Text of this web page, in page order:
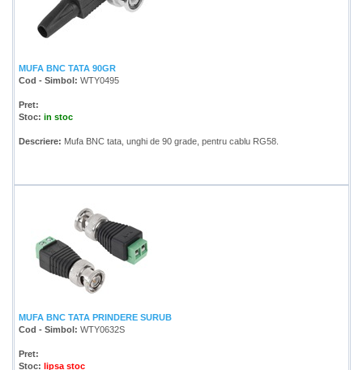
MUFA BNC TATA 90GR
Cod - Simbol: WTY0495
Pret:
Stoc: in stoc
Descriere: Mufa BNC tata, unghi de 90 grade, pentru cablu RG58.
MUFA BNC TATA PRINDERE SURUB
Cod - Simbol: WTY0632S
Pret:
Stoc: lipsa stoc